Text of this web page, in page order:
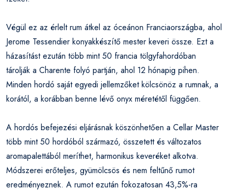
Végül ez az érlelt rum átkel az óceánon Franciaországba, ahol
Jerome Tessendier konyakkészítő mester keveri össze. Ezt a
házasítást ezután több mint 50 francia tölgyfahordóban
tárolják a Charente folyó partján, ahol 12 hónapig pihen.
Minden hordó saját egyedi jellemzőket kölcsönöz a rumnak, a
korától, a korábban benne lévő onyx méretétől függően.
A hordós befejezési eljárásnak köszönhetően a Cellar Master
több mint 50 hordóból származó, összetett és változatos
aromapalettából meríthet, harmonikus keveréket alkotva.
Módszerei erőteljes, gyümölcsös és nem feltűnő rumot
eredményeznek. A rumot ezután fokozatosan 43,5%-ra